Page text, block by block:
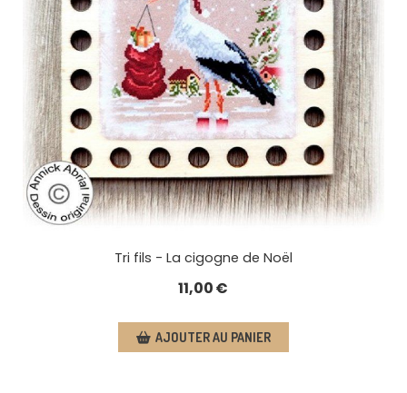
Tri fils - La cigogne de Noël
11,00€
AJOUTER AU PANIER